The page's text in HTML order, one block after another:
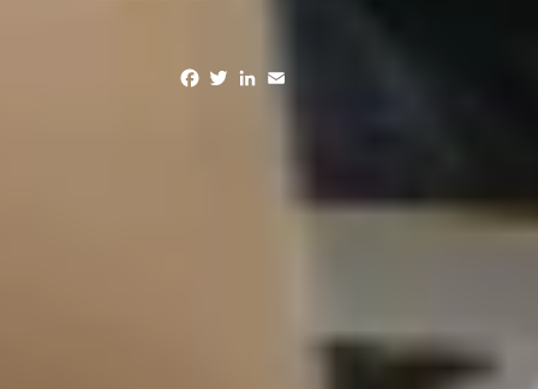
Facebook
TwitterLinkedIn